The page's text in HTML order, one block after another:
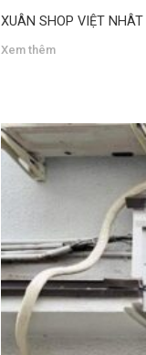
XUÂN SHOP VIỆT
Xem thêm